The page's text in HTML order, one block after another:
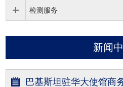
检测服务
新闻
巴基斯坦驻华大使馆商